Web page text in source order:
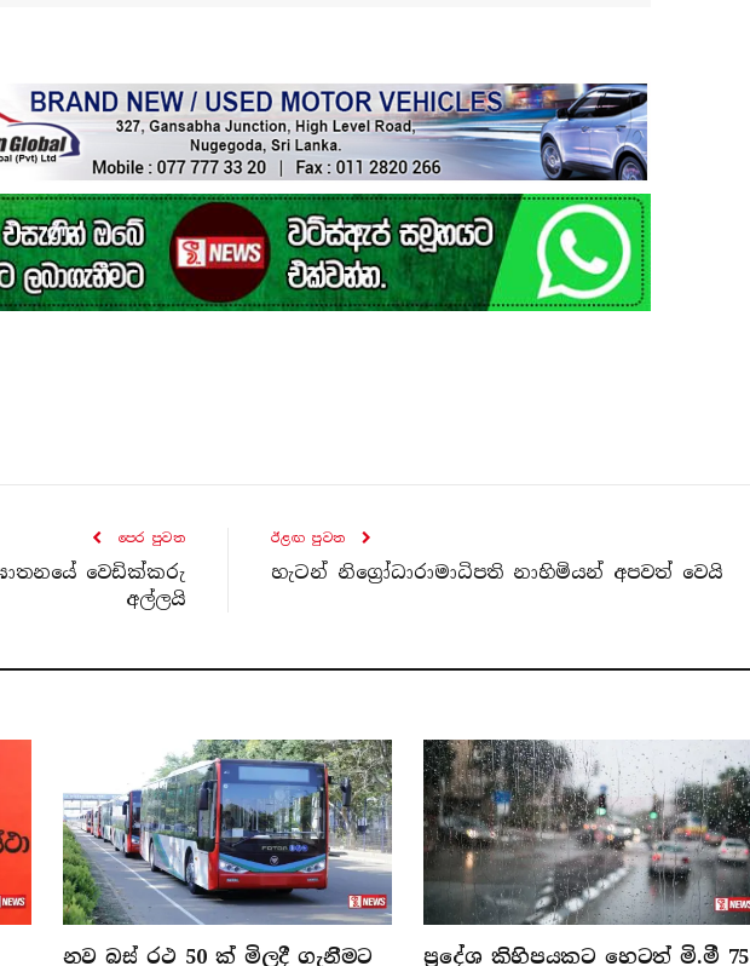
පෙර පුව​ත
ඝාතනයේ වෙඩික්කරු
අල්ලයි
ඊළඟ පුව​ත
හැටන් නිග්‍රෝධාරාමාධිපති නාහිමියන් අපවත් වෙයි
නව බස් රථ 50 ක් මිලදී ගැනීමට
ප්‍රදේශ කිහිපයකට හෙටත් මි.මී 75